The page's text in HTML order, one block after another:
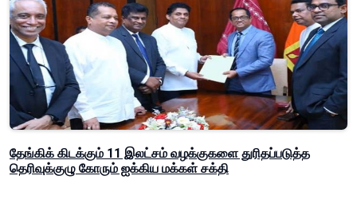
தேங்கிக் கிடக்கும் 11 இலட்சம் வழக்குகளை துரிதப்படுத்த
தெரிவுக்குழு கோரும் ஐக்கிய மக்கள் சக்தி